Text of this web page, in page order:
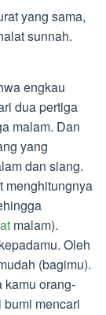
yang sama,
sunnah.
engkau
dua pertiga
malam. Dan
yang
dan siang.
menghitungnya
malam).
Oleh
(bagimu).
kamu orang-
mencari